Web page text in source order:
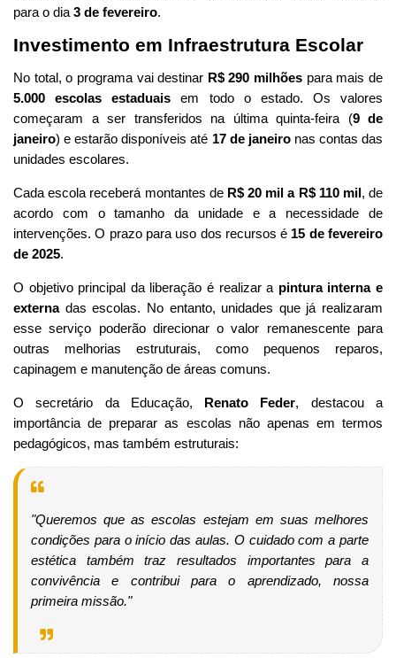
para o dia 3 de fevereiro.
Investimento em Infraestrutura Escolar
No total, o programa vai destinar R$ 290 milhões para mais de
5.000 escolas estaduais em todo o estado. Os valores
começaram a ser transferidos na última quinta-feira (9 de
janeiro) e estarão disponíveis até 17 de janeironas contas das
unidades escolares.
Cada escola receberá montantes de R$ 20 mil a R$ 110 mil, de
acordo com o tamanho da unidade e a necessidade de
intervenções. O prazo para uso dos recursos é 15 de fevereiro
de 2025.
O objetivo principal da liberação é realizar a pintura interna e
externadas escolas. No entanto, unidades que já realizaram
esse serviço poderão direcionar o valor remanescente para
outras melhorias estruturais, como pequenos reparos,
capinagem e manutenção de áreas comuns.
O secretário da Educação, Renato Feder, destacou a
importância de preparar as escolas não apenas em termos
pedagógicos, mas também estruturais:
"Queremos que as escolas estejam em suas melhores
condições para o início das aulas. O cuidado com a parte
estética também traz resultados importantes para a
convivência e contribui para o aprendizado, nossa
primeira missão."